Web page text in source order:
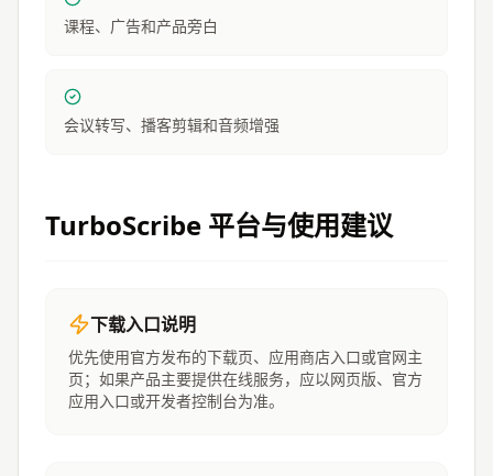
课程、广告和产品旁白
会议转写、播客剪辑和音频增强
TurboScribe 平台与使用建议
下载入口说明
优先使用官方发布的下载页、应用商店入口或官网主
页；如果产品主要提供在线服务，应以网页版、官方
应用入口或开发者控制台为准。